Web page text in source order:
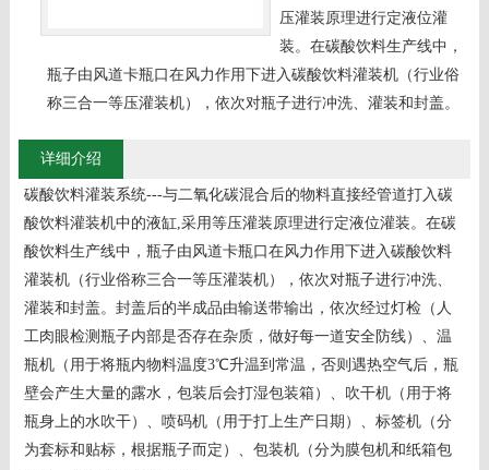
压灌装原理进行定液位灌
装。在碳酸饮料生产线中，
瓶子由风道卡瓶口在风力作用下进入碳酸饮料灌装机（行业俗
称三合一等压灌装机），依次对瓶子进行冲洗、灌装和封盖。
详细介绍
碳酸饮料灌装系统---与二氧化碳混合后的物料直接经管道打入碳
酸饮料灌装机中的液缸,采用等压灌装原理进行定液位灌装。在碳
酸饮料生产线中，瓶子由风道卡瓶口在风力作用下进入碳酸饮料
灌装机（行业俗称三合一等压灌装机），依次对瓶子进行冲洗、
灌装和封盖。封盖后的半成品由输送带输出，依次经过灯检（人
工肉眼检测瓶子内部是否存在杂质，做好每一道安全防线）、温
瓶机（用于将瓶内物料温度3℃升温到常温，否则遇热空气后，瓶
壁会产生大量的露水，包装后会打湿包装箱）、吹干机（用于将
瓶身上的水吹干）、喷码机（用于打上生产日期）、标签机（分
为套标和贴标，根据瓶子而定）、包装机（分为膜包机和纸箱包